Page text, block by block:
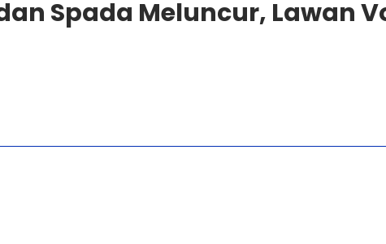
Spada Meluncur, Lawan